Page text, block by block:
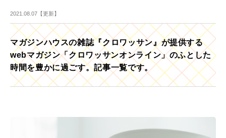
2021.08.07【更新】
マガジンハウスの雑誌『クロワッサン』が提供する
webマガジン「クロワッサンオンライン」のふとした
時間を豊かに過ごす。記事一覧です。